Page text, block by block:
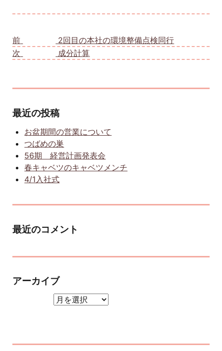
前
2回目の本社の環境整備点検同行
次
成分計算
最近の投稿
お盆期間の営業について
つばめの巣
56期 経営計画発表会
春キャベツのキャベツメンチ
4/1入社式
最近のコメント
アーカイブ